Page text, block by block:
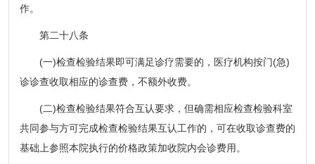
作。
第二十八条
(一)检查检验结果即可满足诊疗需要的，医疗机构按门(急)
诊诊查收取相应的诊查费，不额外收费。
(二)检查检验结果符合互认要求，但确需相应检查检验科室
共同参与方可完成检查检验结果互认工作的，可在收取诊查费的
基础上参照本院执行的价格政策加收院内会诊费用。